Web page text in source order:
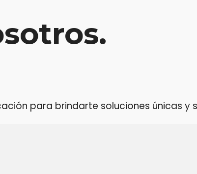
para brindarte soluciones únicas y